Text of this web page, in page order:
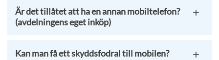
Är det tillåtet att ha en annan mobiltelefon?
(avdelningens eget inköp)
Kan man få ett skyddsfodral till mobilen?